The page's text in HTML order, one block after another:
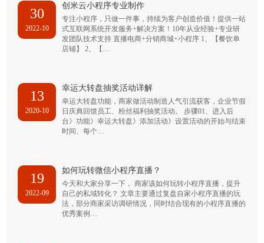
30
2022-10
创米云小程序专业制作
专注小程序，只做一件事，持续为客户创造价值！提供一站
式互联网系统开发服务+解决方案！10年从业经验+专业研
发团队技术支持 直播电商+分销商城+小程序 1、【餐饮单
店铺】 2、【…
13
2020-10
幸运大转盘抽奖活动详解
幸运大转盘功能，商家做活动制造人气引流获客，企业节假
日庆典回馈员工、粉丝福利抽奖活动。 步骤01、进入后
台》功能》幸运大转盘》添加活动》设置活动的开始与结束
时间、每个…
19
2022-09
如何玩转微信小程序直播？
今天和大家分享一下， 商家该如何玩转小程序直播，提升
自己的私域转化？ 文章主要通过复盘自家小程序直播的玩
法，部分商家采访调研情况，同时结合现有的小程序直播的
优秀案例…